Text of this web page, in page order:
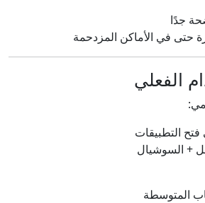
جدًا
حتى في الأماكن المزدحمة
الفعلي
التطبيقات
+ السوشيال
المتوسطة